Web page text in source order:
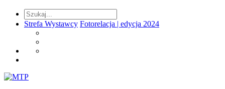
Strefa Wystawcy Fotorelacja | edycja 2024